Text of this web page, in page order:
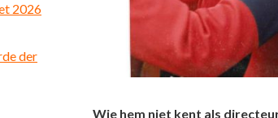
2026
der
Wie hem niet kent als